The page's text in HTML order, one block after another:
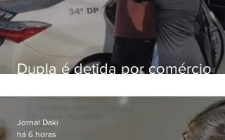
Dupla é detida por comércio
Bangu
Jornal Daki
há 6 horas